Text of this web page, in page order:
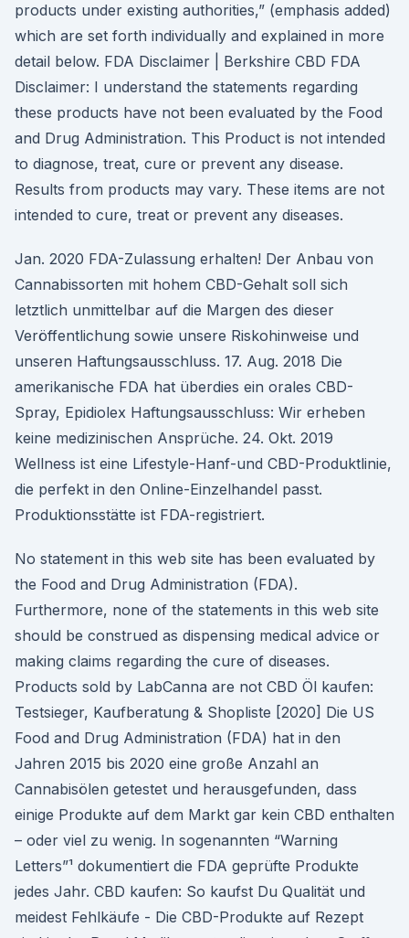
products under existing authorities,” (emphasis added)
which are set forth individually and explained in more
detail below. FDA Disclaimer | Berkshire CBD FDA
Disclaimer: I understand the statements regarding
these products have not been evaluated by the Food
and Drug Administration. This Product is not intended
to diagnose, treat, cure or prevent any disease.
Results from products may vary. These items are not
intended to cure, treat or prevent any diseases.
Jan. 2020 FDA-Zulassung erhalten! Der Anbau von
Cannabissorten mit hohem CBD-Gehalt soll sich
letztlich unmittelbar auf die Margen des dieser
Veröffentlichung sowie unsere Riskohinweise und
unseren Haftungsausschluss. 17. Aug. 2018 Die
amerikanische FDA hat überdies ein orales CBD-
Spray, Epidiolex Haftungsausschluss: Wir erheben
keine medizinischen Ansprüche. 24. Okt. 2019
Wellness ist eine Lifestyle-Hanf-und CBD-Produktlinie,
die perfekt in den Online-Einzelhandel passt.
Produktionsstätte ist FDA-registriert.
No statement in this web site has been evaluated by
the Food and Drug Administration (FDA).
Furthermore, none of the statements in this web site
should be construed as dispensing medical advice or
making claims regarding the cure of diseases.
Products sold by LabCanna are not CBD Öl kaufen:
Testsieger, Kaufberatung & Shopliste [2020] Die US
Food and Drug Administration (FDA) hat in den
Jahren 2015 bis 2020 eine große Anzahl an
Cannabisölen getestet und herausgefunden, dass
einige Produkte auf dem Markt gar kein CBD enthalten
– oder viel zu wenig. In sogenannten “Warning
Letters”¹ dokumentiert die FDA geprüfte Produkte
jedes Jahr. CBD kaufen: So kaufst Du Qualität und
meidest Fehlkäufe - Die CBD-Produkte auf Rezept